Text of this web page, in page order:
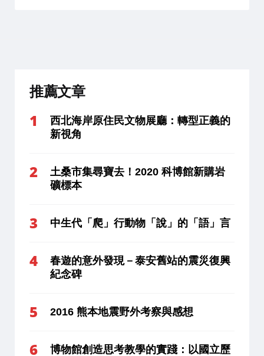
推薦文章
西北海岸原住民文物展廳：轉型正義的
新視角
土桑市集尋寶去！2020 科博館新購岩
礦標本
中生代「爬」行動物「說」的「語」言
春遊的意外發現－泰安舊站的震災復興
紀念碑
2016 熊本地震野外考察與感想
博物館創造思考教學的實踐：以國立歷